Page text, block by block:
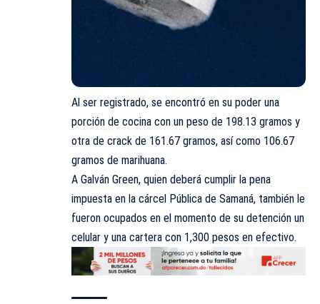
Al ser registrado, se encontró en su poder una
porción de cocina con un peso de 198.13 gramos y
otra de crack de 161.67 gramos, así como 106.67
gramos de marihuana.
A Galván Green, quien deberá cumplir la pena
impuesta en la cárcel Pública de Samaná, también le
fueron ocupados en el momento de su detención un
celular y una cartera con 1,300 pesos en efectivo.